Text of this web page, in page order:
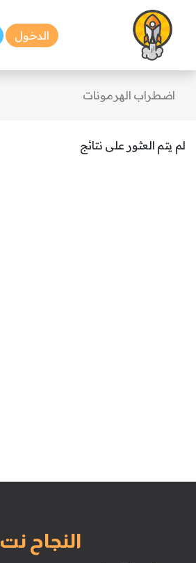
الدخول
اضطراب الهرمونات
لم يتم العثور على نتائج
النجاح نت